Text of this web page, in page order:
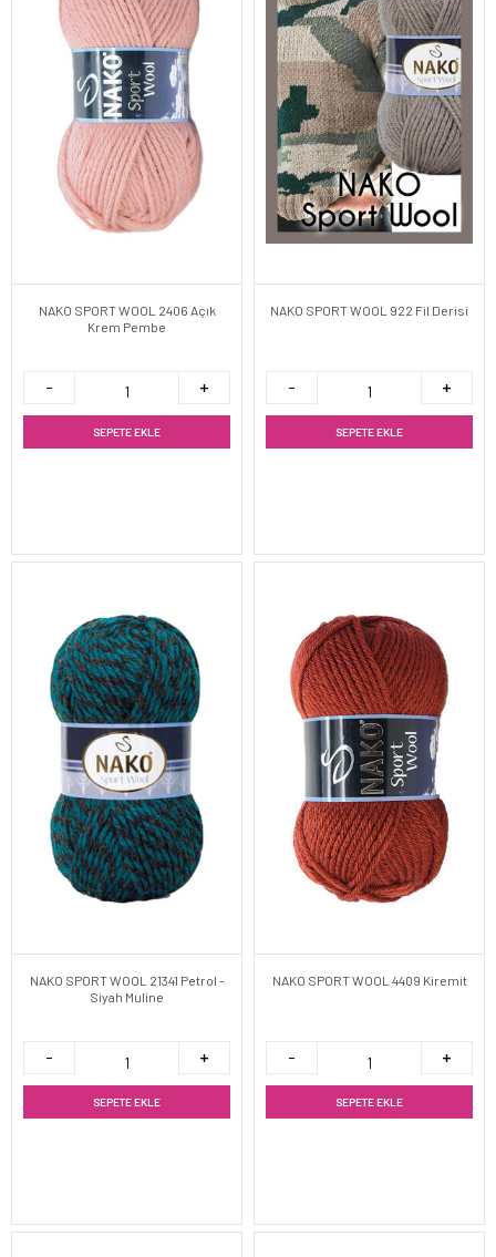
NAKO SPORT WOOL 2406 Açık
Krem Pembe
SEPETE EKLE
NAKO SPORT WOOL 922 Fil Derisi
SEPETE EKLE
NAKO SPORT WOOL 21341 Petrol -
Siyah Muline
SEPETE EKLE
NAKO SPORT WOOL 4409 Kiremit
SEPETE EKLE